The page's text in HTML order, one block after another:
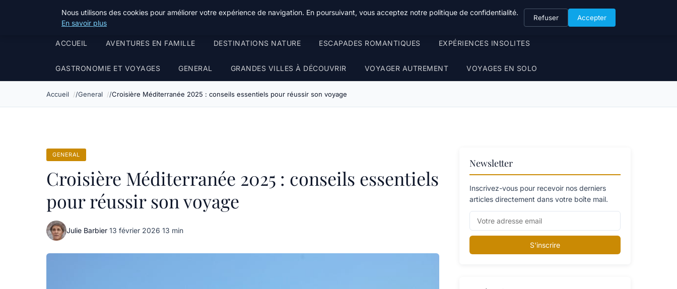
Tourisme Landes
ACCUEIL AVENTURES EN FAMILLE DESTINATIONS NATURE ESCAPADES ROMANTIQUES EXPÉRIENCES INSOLITES
GASTRONOMIE ET VOYAGES GENERAL GRANDES VILLES À DÉCOUVRIR VOYAGER AUTREMENT VOYAGES EN SOLO
Accueil General Croisière Méditerranée 2025 : conseils essentiels pour réussir son voyage
GENERAL
Croisière Méditerranée 2025 : conseils essentiels
pour réussir son voyage
Julie Barbier·13 février 2026·13 min
Newsletter
Inscrivez-vous pour recevoir nos derniers
articles directement dans votre boîte mail.
S'inscrire
Nous utilisons des cookies pour améliorer votre expérience de navigation. En poursuivant, vous acceptez notre politique de confidentialité.
En savoir plus
Refuser Accepter